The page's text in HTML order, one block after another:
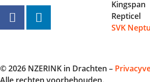
Kingspan
Repticel
SVK
© 2026 NZERINK in Drachten –